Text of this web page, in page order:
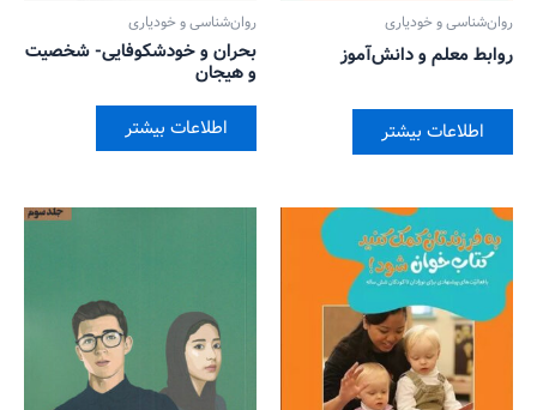
روان‌‌شناسی و خودیاری
روابط معلم و دانش‌آموز
اطلاعات بیشتر
روان‌‌شناسی و خودیاری
بحران و خودشکوفایی- شخصیت
و هیجان
اطلاعات بیشتر